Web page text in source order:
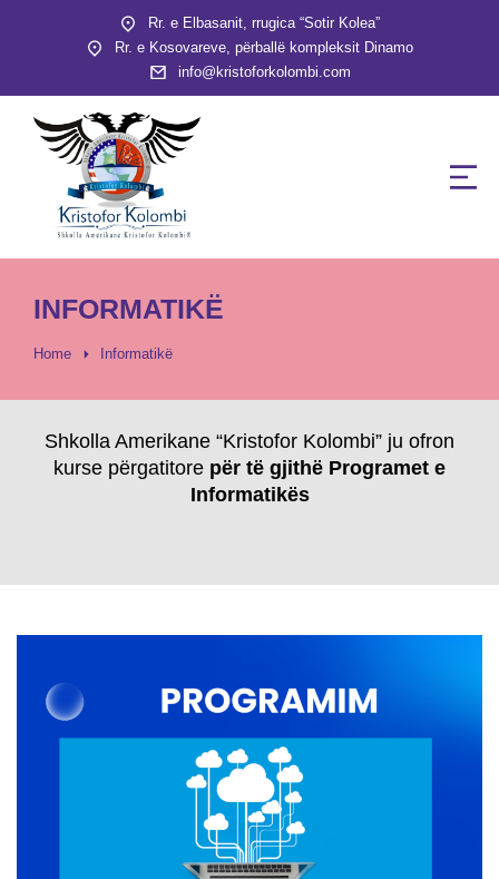
Rr. e Elbasanit, rrugica “Sotir Kolea”
Rr. e Kosovareve, përballë kompleksit Dinamo
info@kristoforkolombi.com
INFORMATIKË
You are here:
Home Informatikë
Shkolla Amerikane “Kristofor Kolombi” ju ofron
kurse përgatitore për të gjithë Programet e
Informatikës